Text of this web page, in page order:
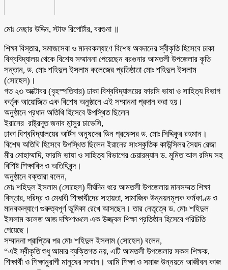
মোঃ নেছার উদ্দিন, স্টাফ রিপোর্টার, বরগুনা ॥
শিক্ষা বিস্তার, সমাজসেবা ও মানবকল্যাণে বিশেষ অবদানের স্বীকৃতি হিসেবে ঢাকা
বিশ্ববিদ্যালয় থেকে বিশেষ সম্মাননা পেয়েছেন বরগুনার আমতলী উপজেলার কৃতি
সন্তান, ড. মোঃ শহিদুল ইসলাম কলেজের প্রতিষ্ঠাতা মোঃ শহিদুল ইসলাম
(সোহেল)।
গত ২৩ অক্টোবর (বৃহস্পতিবার) ঢাকা বিশ্ববিদ্যালয়ের ফারসি ভাষা ও সাহিত্য বিভাগ
কর্তৃক আয়োজিত এক বিশেষ অনুষ্ঠানে এই সম্মাননা প্রদান করা হয়।
অনুষ্ঠানে প্রধান অতিথি হিসেবে উপস্থিত ছিলেন
ইরানের রাষ্ট্রদূত জনাব মান্সুর চাভেসি,
ঢাকা বিশ্ববিদ্যালয়ের আর্টস অনুষদের ডিন প্রফেসর ড. মোঃ সিদ্দিকুর রহমান।
বিশেষ অতিথি হিসেবে উপস্থিত ছিলেন ইরানের সাংস্কৃতিক কাউন্সিলর সৈয়দ রেজা
মীর মোহাম্মাদি, ফারসি ভাষা ও সাহিত্য বিভাগের চেয়ারম্যান ড. মুমিত আল রসিদ সহ
বিশিষ্ট শিক্ষাবিদ ও অতিথিবৃন্দ।
অনুষ্ঠানে বক্তারা বলেন,
মোঃ শহিদুল ইসলাম (সোহেল) দীর্ঘদিন ধরে আমতলী উপজেলায় মানসম্মত শিক্ষা
বিস্তার, দরিদ্র ও মেধাবী শিক্ষার্থীদের সহায়তা, সামাজিক উন্নয়নমূলক কর্মকাণ্ড ও
মানবকল্যাণে গুরুত্বপূর্ণ ভূমিকা রেখে আসছেন। তার নেতৃত্বে ড. মোঃ শহিদুল
ইসলাম কলেজ আজ দক্ষিণাঞ্চলে এক উজ্জ্বল শিক্ষা প্রতিষ্ঠান হিসেবে পরিচিতি
পেয়েছে।
সম্মাননা প্রাপ্তির পর মোঃ শহিদুল ইসলাম (সোহেল) বলেন,
“এই স্বীকৃতি শুধু আমার ব্যক্তিগত নয়, এটি আমতলী উপজেলার সকল শিক্ষক,
শিক্ষার্থী ও শিক্ষানুরাগী মানুষের সম্মান। আমি শিক্ষা ও সমাজ উন্নয়নে আজীবন কাজ